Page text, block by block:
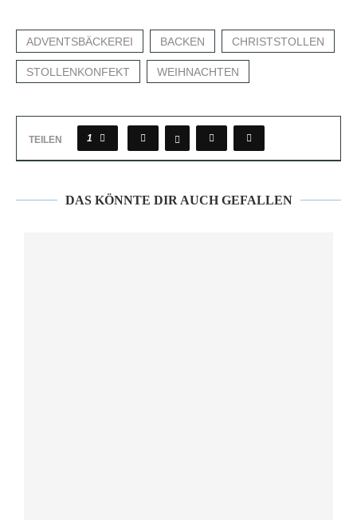
ADVENTSBÄCKEREI BACKEN CHRISTSTOLLEN
STOLLENKONFEKT WEIHNACHTEN
TEILEN 1
DAS KÖNNTE DIR AUCH GEFALLEN